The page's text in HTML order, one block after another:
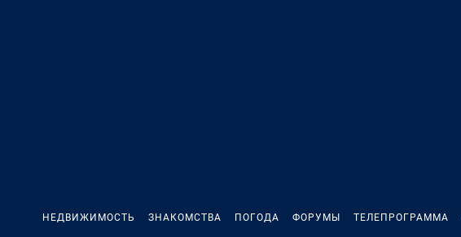
НЕДВИЖИМОСТЬ ЗНАКОМСТВА ПОГОДА ФОРУМЫ ТЕЛЕПРОГРАММА